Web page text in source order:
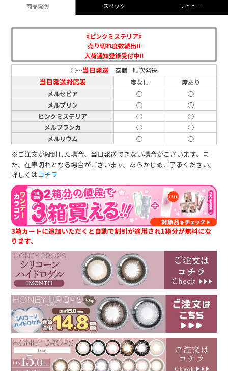
商品説明 スペック レビュー
《ピンクミステリア》
売り切れ度数続出!!
入荷通知登録受付中!!
○…当日発送 空欄…順次発送
当日発送対応表 度なし
度あり
メルセピア
○
○
メルプリン
○
○
ピンクミステリア
○
○
メルブランカ
○
○
メルリウム
○ ○
※ご注文が殺到した場合、当日発送できない場合がございます。ま
た、在庫切れとなる場合がございます。あらかじめご了承ください。
詳しくはコチラ
3箱カートに追加いただくと自動で割引が適用され1箱分が無料にな
ります。